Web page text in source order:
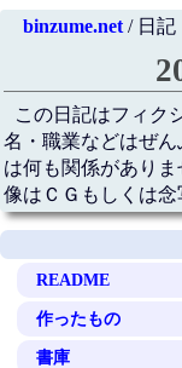
binzume.net/ 日記
この日記はフィク
名・職業などはぜ
は何も関係があり
像はＣＧもしくは念
README
作ったもの
書庫